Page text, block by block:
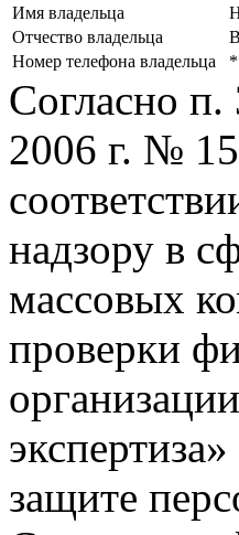
Имя владельца
Отчество владельца
Номер телефона владельца
Согласно п.
2006 г. №
надзору в
массовых
проверки
защите